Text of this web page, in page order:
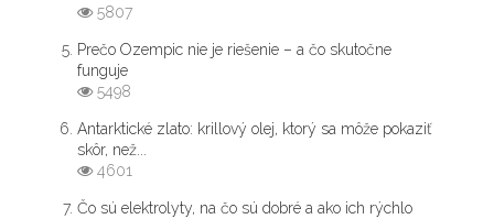
5807
Prečo Ozempic nie je riešenie – a čo skutočne
funguje
5498
Antarktické zlato: krillový olej, ktorý sa môže pokaziť
skôr, než...
4601
Čo sú elektrolyty, na čo sú dobré a ako ich rýchlo